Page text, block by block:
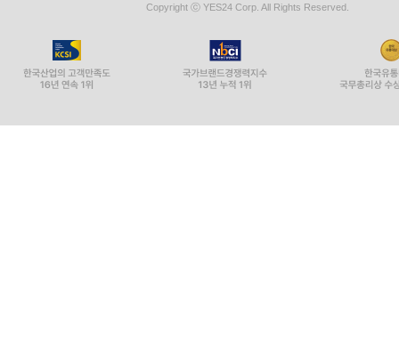
Copyright ⓒ YES24 Corp. All Rights Reserved.